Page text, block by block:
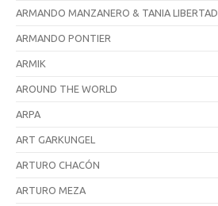
ARMANDO MANZANERO & TANIA LIBERTAD
ARMANDO PONTIER
ARMIK
AROUND THE WORLD
ARPA
ART GARKUNGEL
ARTURO CHACÓN
ARTURO MEZA